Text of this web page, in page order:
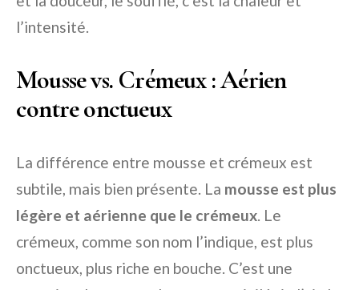
l’intensité.
Mousse vs. Crémeux : Aérien
contre onctueux
La différence entre mousse et crémeux est
subtile, mais bien présente. La mousse est plus
légère et aérienne que le crémeux. Le
crémeux, comme son nom l’indique, est plus
onctueux, plus riche en bouche. C’est une